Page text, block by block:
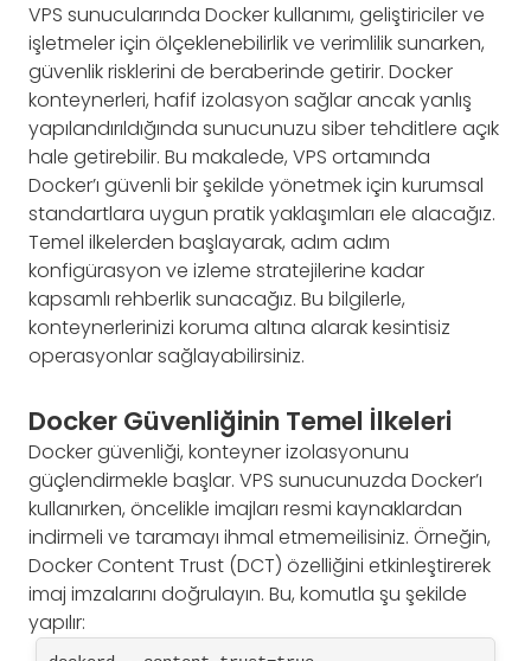
VPS sunucularında Docker kullanımı, geliştiriciler ve
işletmeler için ölçeklenebilirlik ve verimlilik sunarken,
güvenlik risklerini de beraberinde getirir. Docker
konteynerleri, hafif izolasyon sağlar ancak yanlış
yapılandırıldığında sunucunuzu siber tehditlere açık
hale getirebilir. Bu makalede, VPS ortamında
Docker’ı güvenli bir şekilde yönetmek için kurumsal
standartlara uygun pratik yaklaşımları ele alacağız.
Temel ilkelerden başlayarak, adım adım
konfigürasyon ve izleme stratejilerine kadar
kapsamlı rehberlik sunacağız. Bu bilgilerle,
konteynerlerinizi koruma altına alarak kesintisiz
operasyonlar sağlayabilirsiniz.
Docker Güvenliğinin Temel İlkeleri
Docker güvenliği, konteyner izolasyonunu
güçlendirmekle başlar. VPS sunucunuzda Docker’ı
kullanırken, öncelikle imajları resmi kaynaklardan
indirmeli ve taramayı ihmal etmemeilisiniz. Örneğin,
Docker Content Trust (DCT) özelliğini etkinleştirerek
imaj imzalarını doğrulayın. Bu, komutla şu şekilde
yapılır: